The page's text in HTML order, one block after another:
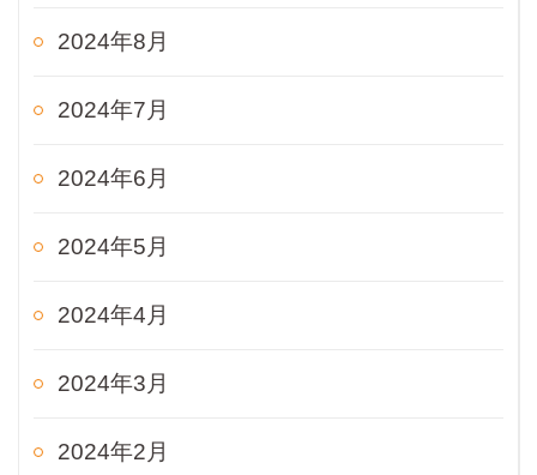
2024年8月
2024年7月
2024年6月
2024年5月
2024年4月
2024年3月
2024年2月